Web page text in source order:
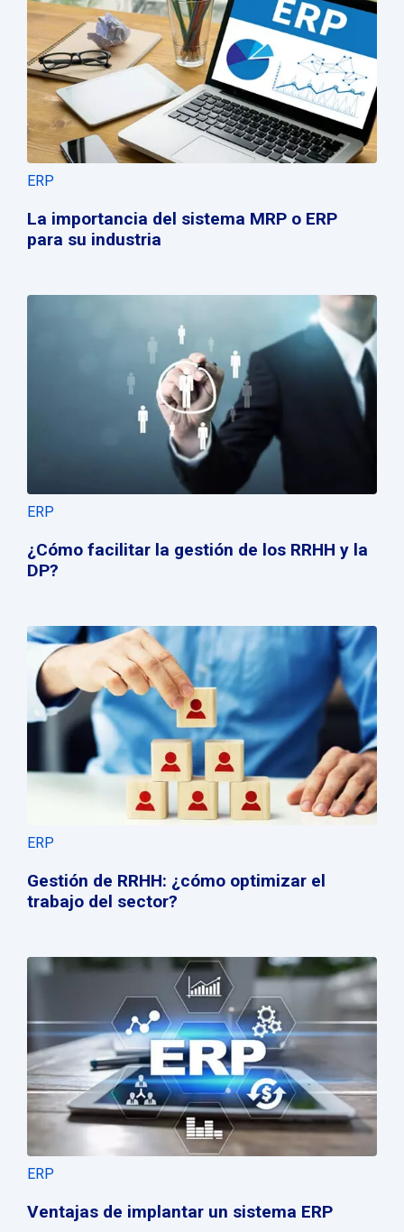
ERP
La importancia del sistema MRP o ERP
para su industria
ERP
¿Cómo facilitar la gestión de los RRHH y la
DP?
ERP
Gestión de RRHH: ¿cómo optimizar el
trabajo del sector?
ERP
Ventajas de implantar un sistema ERP